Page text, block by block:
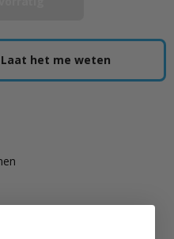
het me weten